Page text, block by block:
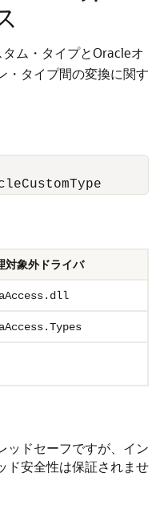
タム・タイプとOracleオ
・タイプ間の変換に関す
対象外ドライバ
ッドセーフですが、イン
ド安全性は保証されませ